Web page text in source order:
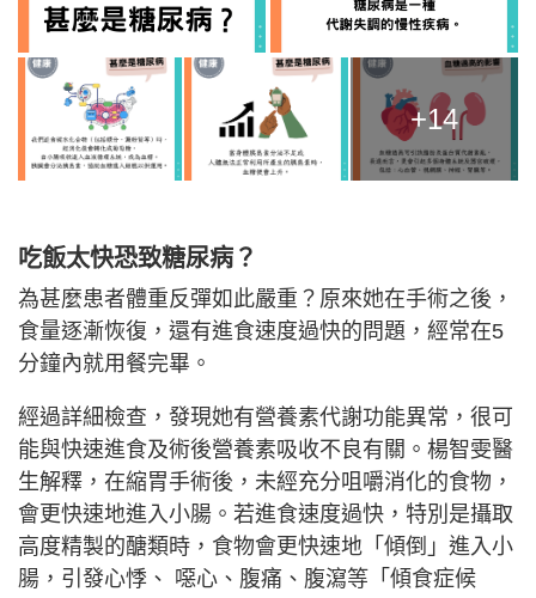
+14
吃飯太快恐致糖尿病？
為甚麼患者體重反彈如此嚴重？原來她在手術之後，
食量逐漸恢復，還有進食速度過快的問題，經常在5
分鐘內就用餐完畢。
經過詳細檢查，發現她有營養素代謝功能異常，很可
能與快速進食及術後營養素吸收不良有關。楊智雯醫
生解釋，在縮胃手術後，未經充分咀嚼消化的食物，
會更快速地進入小腸。若進食速度過快，特別是攝取
高度精製的醣類時，食物會更快速地「傾倒」進入小
腸，引發心悸、 噁心、腹痛、腹瀉等「傾食症候